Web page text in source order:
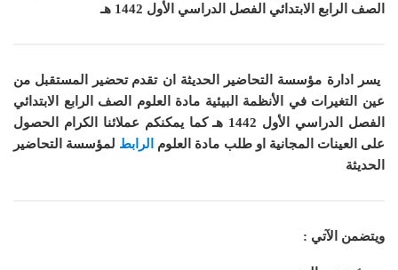
الصف الرابع الابتدائي الفصل الدراسي الأول 1442 هـ
يسر ادارة مؤسسة التحاضير الحديثة ان تقدم تحضير المستقبل من
عين التغيرات في الأنظمة البيئية مادة العلوم الصف الرابع الابتدائي
الفصل الدراسي الأول 1442 هـ
كما يمكنكم عملائنا الكرام الحصول
على العينات المجانية او طلب مادة
العلوم الرابط لمؤسسة التحاضير
الحديثة
ويتضمن الآتي :